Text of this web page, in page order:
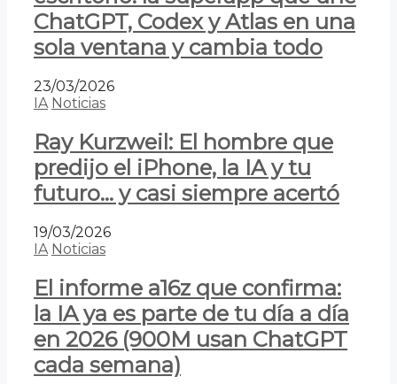
ChatGPT, Codex y Atlas en una
sola ventana y cambia todo
23/03/2026
IA Noticias
Ray Kurzweil: El hombre que
predijo el iPhone, la IA y tu
futuro… y casi siempre acertó
19/03/2026
IA Noticias
El informe a16z que confirma:
la IA ya es parte de tu día a día
en 2026 (900M usan ChatGPT
cada semana)